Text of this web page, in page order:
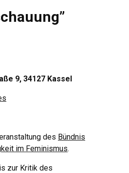
9, 34127 Kassel
des Bündnis
im Feminismus.
zur Kritik des